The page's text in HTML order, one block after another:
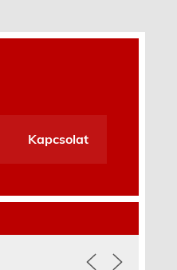
Kapcsolat